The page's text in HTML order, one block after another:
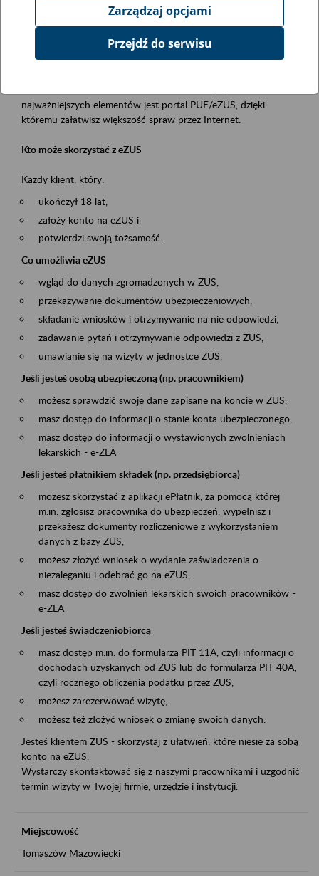
Opis wydarzenia
Platforma Usług Elektronicznych ZUS eZUS
najważniejszych elementów jest portal PUE/eZUS, dzięki
któremu załatwisz większość spraw przez Internet.
Kto może skorzystać z eZUS
Każdy klient, który:
ukończył 18 lat,
założy konto na eZUS i
potwierdzi swoją tożsamość.
Co umożliwia eZUS
wgląd do danych zgromadzonych w ZUS,
przekazywanie dokumentów ubezpieczeniowych,
składanie wniosków i otrzymywanie na nie odpowiedzi,
zadawanie pytań i otrzymywanie odpowiedzi z ZUS,
umawianie się na wizyty w jednostce ZUS.
Jeśli jesteś osobą ubezpieczoną (np. pracownikiem)
możesz sprawdzić swoje dane zapisane na koncie w ZUS,
masz dostęp do informacji o stanie konta ubezpieczonego,
masz dostęp do informacji o wystawionych zwolnieniach
lekarskich - e-ZLA
Jeśli jesteś płatnikiem składek (np. przedsiębiorcą)
możesz skorzystać z aplikacji ePłatnik, za pomocą której
m.in. zgłosisz pracownika do ubezpieczeń, wypełnisz i
przekażesz dokumenty rozliczeniowe z wykorzystaniem
danych z bazy ZUS,
możesz złożyć wniosek o wydanie zaświadczenia o
niezaleganiu i odebrać go na eZUS,
masz dostęp do zwolnień lekarskich swoich pracowników -
e-ZLA
Jeśli jesteś świadczeniobiorcą
masz dostęp m.in. do formularza PIT 11A, czyli informacji o
dochodach uzyskanych od ZUS lub do formularza PIT 40A,
czyli rocznego obliczenia podatku przez ZUS,
możesz zarezerwować wizytę,
możesz też złożyć wniosek o zmianę swoich danych.
Jesteś klientem ZUS - skorzystaj z ułatwień, które niesie za sobą
konto na eZUS.
Wystarczy skontaktować się z naszymi pracownikami i uzgodnić
termin wizyty w Twojej firmie, urzędzie i instytucji.
Miejscowość
Tomaszów Mazowiecki
Zarządzaj opcjami
Przejdź do serwisu